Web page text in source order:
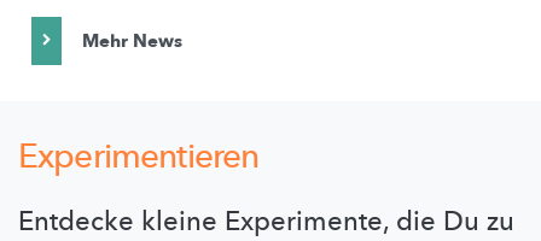
Mehr News
Experimentieren
Entdecke kleine Experimente, die Du zu